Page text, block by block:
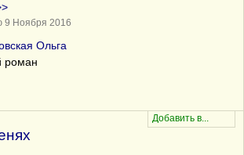
9 Ноября 2016
Ольга
роман